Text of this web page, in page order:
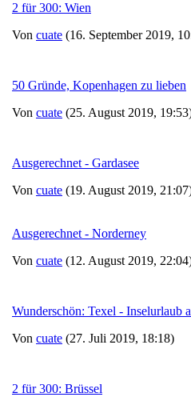
2 für 300: Wien
Von cuate (16. September 2019,
50 Gründe, Kopenhagen zu lieben
Von cuate (25. August 2019,
Ausgerechnet - Gardasee
Von cuate (19. August 2019,
Ausgerechnet - Norderney
Von cuate (12. August 2019,
Wunderschön: Texel - Inselurlaub
Von cuate (27. Juli 2019, 18:18)
2 für 300: Brüssel